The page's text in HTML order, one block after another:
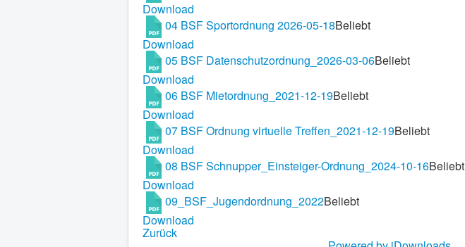
Download
04 BSF Sportordnung 2026-05-18Beliebt
Download
05 BSF Datenschutzordnung_2026-03-06Beliebt
Download
06 BSF Mietordnung_2021-12-19Beliebt
Download
07 BSF Ordnung virtuelle Treffen_2021-12-19Beliebt
Download
08 BSF Schnupper_Einsteiger-Ordnung_2024-10-16Beliebt
Download
09_BSF_Jugendordnung_2022Beliebt
Download
Zurück